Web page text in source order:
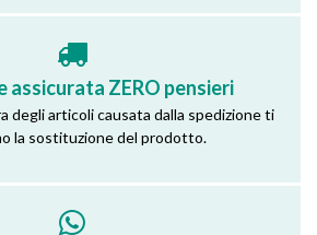
assicurata ZERO pensieri
degli articoli causata dalla spedizione ti
la sostituzione del prodotto.